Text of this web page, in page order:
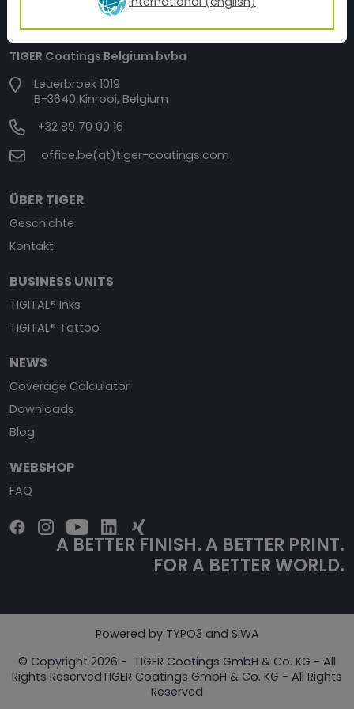
TIGER Coatings Belgium bvba
Leuerbroek 1019
B-3640 Kinrooi, Belgium
+32 89 70 00 16
office.be(at)tiger-coatings.com
ÜBER TIGER
Geschichte
Kontakt
BUSINESS UNITS
TIGITAL® Inks
TIGITAL® Tattoo
NEWS
Coverage Calculator
Downloads
Blog
WEBSHOP
FAQ
A BETTER FINISH. A BETTER PRINT.
FOR A BETTER WORLD.
Powered by TYPO3 and SIWA
© Copyright 2026 - TIGER Coatings GmbH & Co. KG - All
Rights ReservedTIGER Coatings GmbH & Co. KG - All Rights
Reserved